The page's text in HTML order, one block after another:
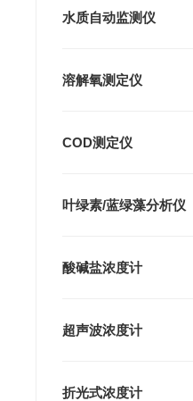
水质自动监测仪
溶解氧测定仪
COD测定仪
叶绿素/蓝绿藻分析仪
酸碱盐浓度计
超声波浓度计
折光式浓度计